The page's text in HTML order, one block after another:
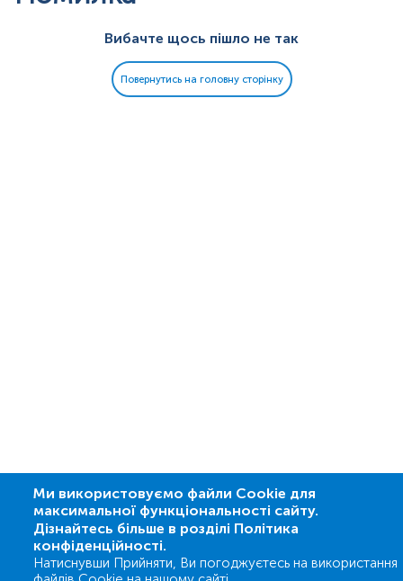
Вибачте щось пішло не так
Повернутись на головну сторінку
Ми використовуємо файли Cookie для
максимальної функціональності сайту.
Дізнайтесь більше в розділі Політика
конфіденційності.
Натиснувши Прийняти, Ви погоджуєтесь на використання